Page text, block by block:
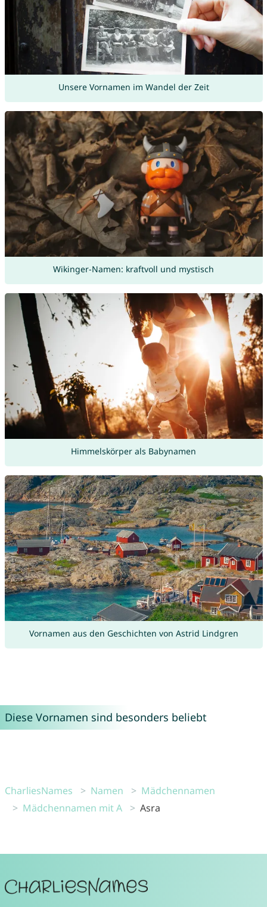
Unsere Vornamen im Wandel der Zeit
Wikinger-Namen: kraftvoll und mystisch
Himmelskörper als Babynamen
Vornamen aus den Geschichten von Astrid Lindgren
Diese Vornamen sind besonders beliebt
CharliesNames Namen
Mädchennamen
Mädchennamen mit A
Asra